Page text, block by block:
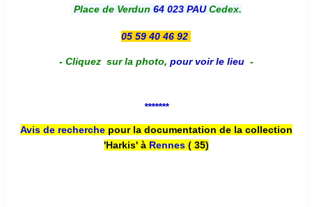
Place de Verdun 64 023 PAUCedex.
05 59 40 46 92
- Cliquez sur la photo, pour voir le lieu -
*******
Avis de recherche pour la documentation de la collection
'Harkis' à Rennes( 35)